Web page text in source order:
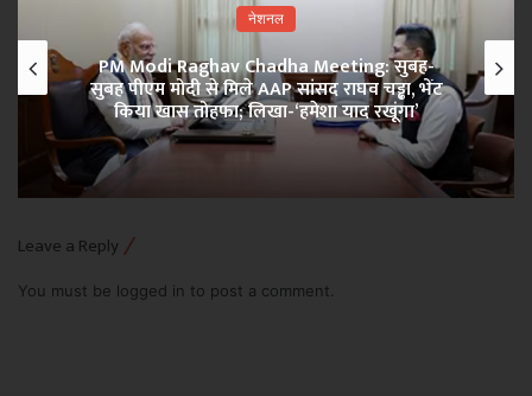
नेशनल
PM Modi Raghav Chadha Meeting: सुबह-
सुबह पीएम मोदी से मिले AAP सांसद राघव चड्ढा, भेंट
किया खास तोहफा; लिखा-‘हमेशा याद रखूंगा’
Leave a Reply
You must be logged in to post a comment.